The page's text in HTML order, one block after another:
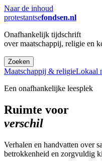
Naar de inhoud
protestantsefondsen.nl
Onafhankelijk tijdschrift
over maatschappij, religie en
Zoeken
Maatschappij & religieLokaal
Een onafhankelijke leesplek
Ruimte voor
verschil
Verhalen en handvatten over
betrokkenheid en zorgvuldig